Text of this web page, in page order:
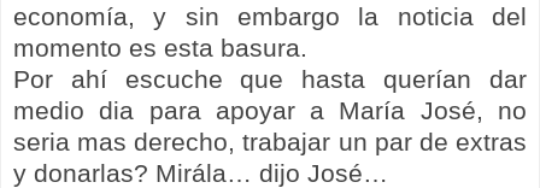
economía, y sin embargo la noticia del
momento es esta basura.
Por ahí escuche que hasta querían dar
medio dia para apoyar a María José, no
seria mas derecho, trabajar un par de extras
y donarlas? Mirála… dijo José…